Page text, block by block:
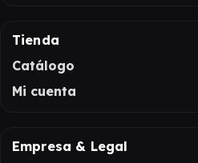
Tienda
Catálogo
Mi cuenta
Empresa & Legal